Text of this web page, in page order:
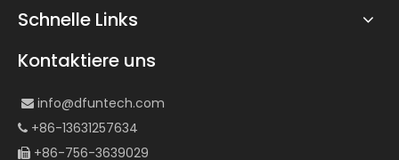
Schnelle Links
Kontaktiere uns
 info@dfuntech.com
 +86-13631257634
 +86-756-3639029